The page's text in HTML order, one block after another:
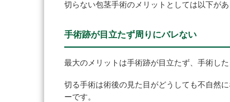
切らない包茎手術のメリットとしては以下があ
手術跡が目立たず周りにバレない
最大のメリットは手術跡が目立たず、手術し
切る手術は術後の見た目がどうしても不自然
ーです。